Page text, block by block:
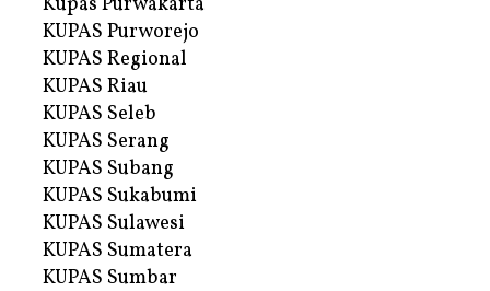
KUPAS Purworejo
KUPAS Regional
KUPAS Riau
KUPAS Seleb
KUPAS Serang
KUPAS Subang
KUPAS Sukabumi
KUPAS Sulawesi
KUPAS Sumatera
KUPAS Sumbar